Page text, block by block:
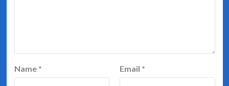
Name * Email *